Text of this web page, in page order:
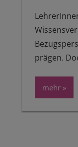
prägen.
mehr